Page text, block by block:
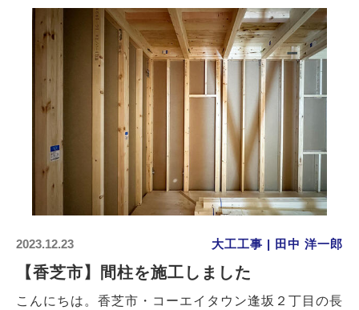
2023.12.23 大工工事 | 田中 洋一郎
【香芝市】間柱を施工しました
こんにちは。香芝市・コーエイタウン逢坂２丁目の長